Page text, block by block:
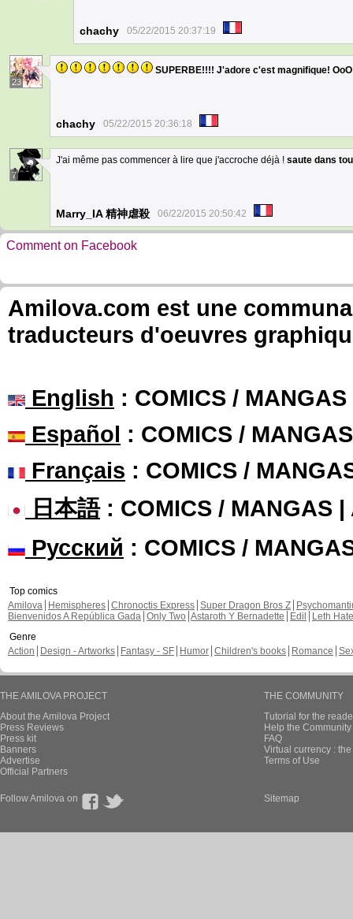
chachy 05/22/2015 20:37:19
23
SUPERBE!!!! J'adore c'est magnifique! OoO
chachy 05/22/2015 20:36:18
7
J'ai même pas commencer à lire que j'accroche déjà ! saute dans
Marry_IA 精神虐殺 06/22/2015 20:50:42
Comment on Facebook
Amilova.com est une
traducteurs d'oeuvres
English : COMICS /
Español : COMICS /
Français : COMICS /
日本語: COMICS / MANGAS |
Русский : COMICS /
Top comics
Amilova
Hemispheres Chronoctis Express Super Dragon Bros Z
Bienvenidos A República Gada Only Two Astaroth Y Bernadette Edil
Leth Hate
Genre
Action
Design - Artworks Fantasy - SF Humor Children's books Romance
THE AMILOVA PROJECT
About the Amilova Project
Press Reviews
Press kit
Banners
Advertise
Official Partners
THE COMMUNITY
Tutorial for the
Help the
FAQ
Virtual currency :
Terms of Use
Follow Amilova on Sitemap